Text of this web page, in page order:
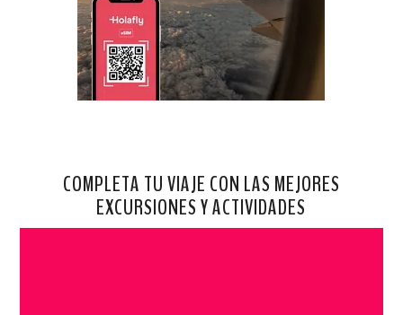
COMPLETA TU VIAJE CON LAS MEJORES
EXCURSIONES Y ACTIVIDADES